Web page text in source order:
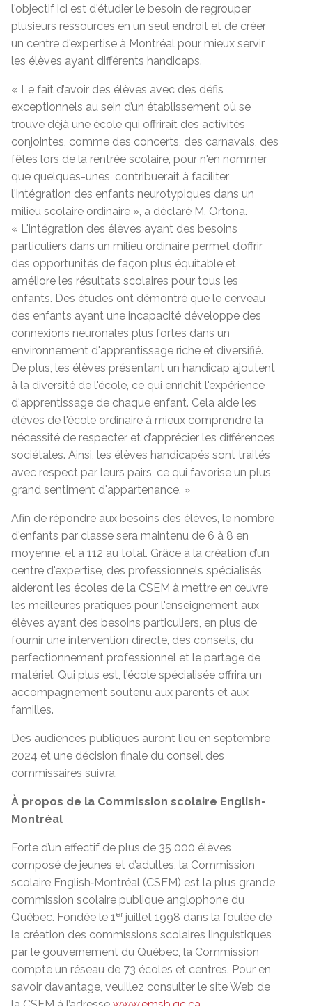
l'objectif ici est d'étudier le besoin de regrouper
plusieurs ressources en un seul endroit et de créer
un centre d'expertise à Montréal pour mieux servir
les élèves ayant différents handicaps.
« Le fait d’avoir des élèves avec des défis
exceptionnels au sein d’un établissement où se
trouve déjà une école qui offrirait des activités
conjointes, comme des concerts, des carnavals, des
fêtes lors de la rentrée scolaire, pour n'en nommer
que quelques-unes, contribuerait à faciliter
l'intégration des enfants neurotypiques dans un
milieu scolaire ordinaire », a déclaré M. Ortona.
« L'intégration des élèves ayant des besoins
particuliers dans un milieu ordinaire permet d’offrir
des opportunités de façon plus équitable et
améliore les résultats scolaires pour tous les
enfants. Des études ont démontré que le cerveau
des enfants ayant une incapacité développe des
connexions neuronales plus fortes dans un
environnement d'apprentissage riche et diversifié.
De plus, les élèves présentant un handicap ajoutent
à la diversité de l'école, ce qui enrichit l'expérience
d'apprentissage de chaque enfant. Cela aide les
élèves de l'école ordinaire à mieux comprendre la
nécessité de respecter et d’apprécier les différences
sociétales. Ainsi, les élèves handicapés sont traités
avec respect par leurs pairs, ce qui favorise un plus
grand sentiment d'appartenance. »
Afin de répondre aux besoins des élèves, le nombre
d'enfants par classe sera maintenu de 6 à 8 en
moyenne, et à 112 au total. Grâce à la création d’un
centre d'expertise, des professionnels spécialisés
aideront les écoles de la CSEM à mettre en œuvre
les meilleures pratiques pour l'enseignement aux
élèves ayant des besoins particuliers, en plus de
fournir une intervention directe, des conseils, du
perfectionnement professionnel et le partage de
matériel. Qui plus est, l'école spécialisée offrira un
accompagnement soutenu aux parents et aux
familles.
Des audiences publiques auront lieu en septembre
2024 et une décision finale du conseil des
commissaires suivra.
À propos de la Commission scolaire English-
Montréal
Forte d’un effectif de plus de 35 000 élèves
composé de jeunes et d’adultes, la Commission
scolaire English‑Montréal (CSEM) est la plus grande
commission scolaire publique anglophone du
Québec. Fondée le 1 er juillet 1998 dans la foulée de
la création des commissions scolaires linguistiques
par le gouvernement du Québec, la Commission
compte un réseau de 73 écoles et centres. Pour en
savoir davantage, veuillez consulter le site Web de